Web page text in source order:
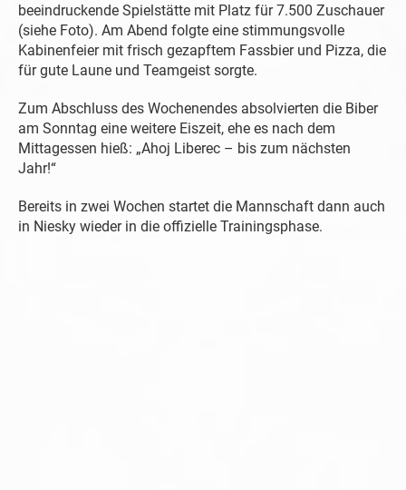
beeindruckende Spielstätte mit Platz für 7.500 Zuschauer
(siehe Foto). Am Abend folgte eine stimmungsvolle
Kabinenfeier mit frisch gezapftem Fassbier und Pizza, die
für gute Laune und Teamgeist sorgte.
Zum Abschluss des Wochenendes absolvierten die Biber
am Sonntag eine weitere Eiszeit, ehe es nach dem
Mittagessen hieß: „Ahoj Liberec – bis zum nächsten
Jahr!“
Bereits in zwei Wochen startet die Mannschaft dann auch
in Niesky wieder in die offizielle Trainingsphase.